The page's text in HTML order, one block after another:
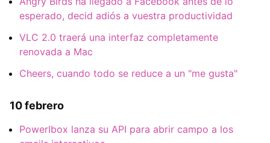
esperado, decid adiós a vuestra productividad
VLC 2.0 traerá una interfaz completamente
renovada a Mac
Cheers, cuando todo se reduce a un "me gusta"
10 febrero
PowerIbox lanza su API para abrir campo a los